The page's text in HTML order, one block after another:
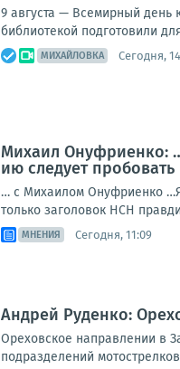
9 августа — Всемирный день
библиотекой подготовили
МИХАЙЛОВКА Сегодня,
Михаил Онуфриенко:
ию следует пробовать
… с Михаилом Онуфриенко
только заголовок НСН
МНЕНИЯ Сегодня, 11:09
Андрей Руденко:
Ореховское направлении в
подразделений